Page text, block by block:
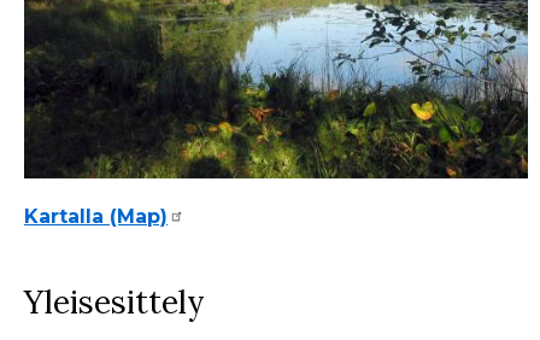
Kartalla (Map)
Yleisesittely